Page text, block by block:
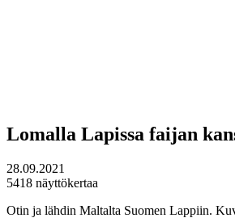
Lomalla Lapissa faijan
28.09.2021
5418 näyttökertaa
Otin ja lähdin Maltalta Suomen Lappiin.